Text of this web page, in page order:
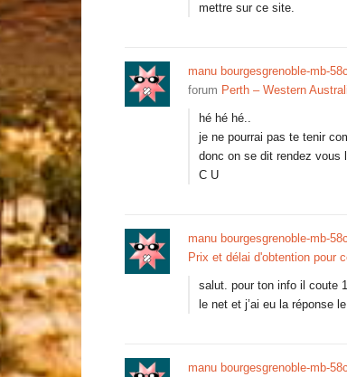
mettre sur ce site.
manu bourgesgrenoble-mb-
forum Perth – Western
hé hé hé..
je ne pourrai pas te tenir
donc on se dit rendez vous
C U
manu bourgesgrenoble-mb-
Prix et délai d'obtention pour
salut. pour ton info il coute
le net et j’ai eu la réponse
manu bourgesgrenoble-mb-